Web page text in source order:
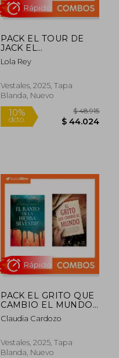
PACK EL TOUR DE
JACK EL
DESTRIPADOR + EL
HOMBRE TRAS LA
Lola Rey
Vestales, 2025, Tapa
Blanda, Nuevo
10%
dcto. $
PACK EL GRITO QUE
CAMBIO EL MUNDO
+ EL LLANTO DE LAS
HIERBAS SILVESTRES
Claudia Cardozo
Vestales, 2025, Tapa
Blanda, Nuevo